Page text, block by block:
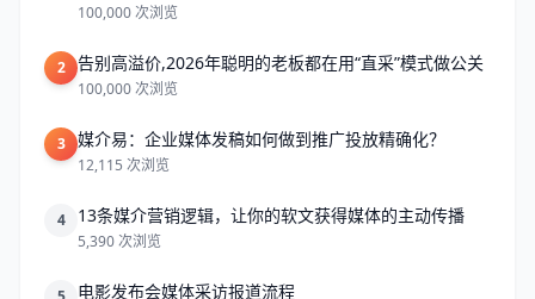
100,000 次浏览
2 告别高溢价,2026年聪明的老板都在用“直采”模式做公关
100,000 次浏览
3 媒介易：企业媒体发稿如何做到推广投放精确化？
12,115 次浏览
4 13条媒介营销逻辑，让你的软文获得媒体的主动传播
5,390 次浏览
电影发布会媒体采访报道流程